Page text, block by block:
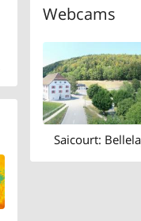
Webcams
Saicourt: